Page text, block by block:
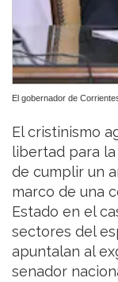
El gobernador de
El cristinismo
libertad para
de cumplir un
marco de una
Estado en el
sectores del
apuntalan al
senador